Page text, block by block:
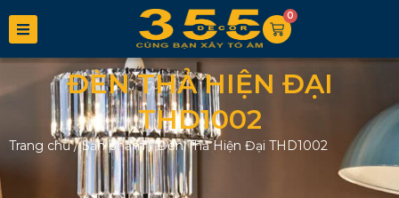
0
ĐÈN THẢ HIỆN ĐẠI
THD1002
Trang chủ/Sản phẩm/Đèn Thả Hiện Đại THD1002